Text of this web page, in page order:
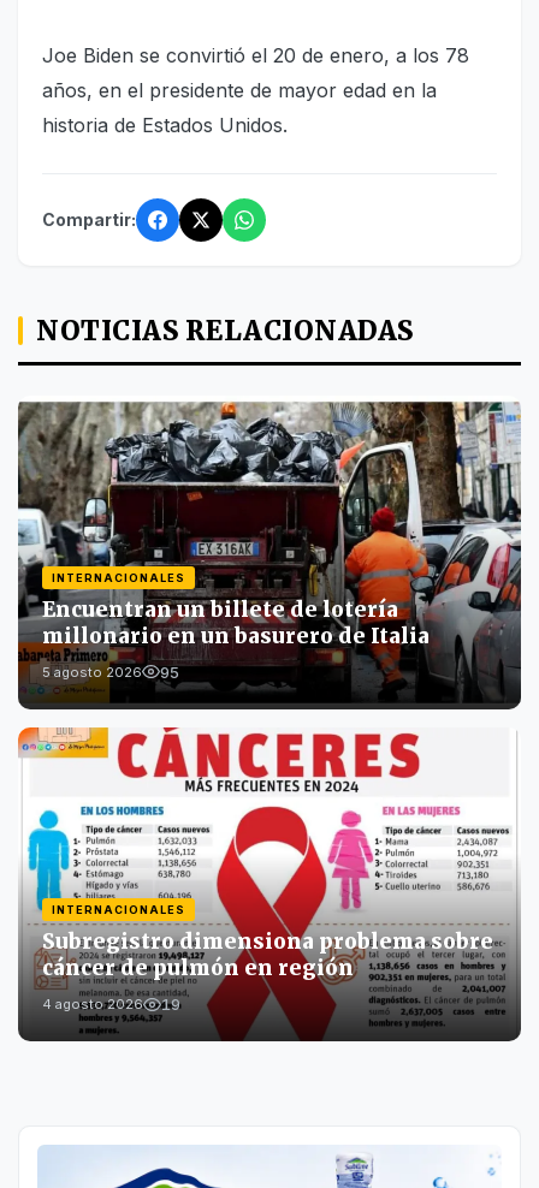
Joe Biden se convirtió el 20 de enero, a los 78
años, en el presidente de mayor edad en la
historia de Estados Unidos.
Compartir:
NOTICIAS RELACIONADAS
INTERNACIONALES
Encuentran un billete de lotería
millonario en un basurero de Italia
5 agosto 2026 95
INTERNACIONALES
Subregistro dimensiona problema sobre
cáncer de pulmón en región
4 agosto 2026 19